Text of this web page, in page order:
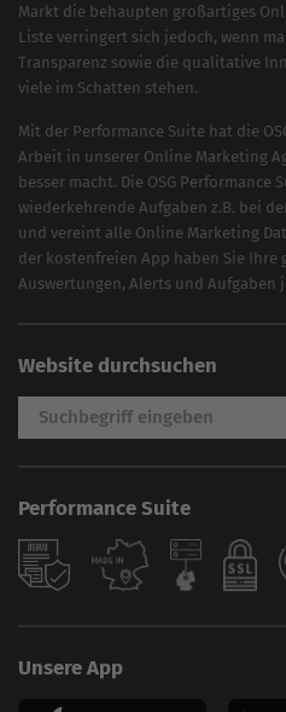
Markt die behaupten großartiges
Liste verringert sich jedoch, wenn
Transparenz sowie die qualitative
viele im Schatten stehen.
Mit der Performance Suite hat die
Arbeit in unserer Online Marketing
besser macht. Die OSG Performance
wiederkehrende Aufgaben z.B. bei
und vereint alle Online Marketing
der kostenfreien App haben Sie Ihre
Auswertungen, Alerts und Aufgaben
Website durchsuchen
Performance Suite
Unsere App